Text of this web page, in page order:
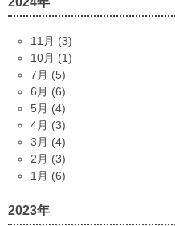
11月 (3)
10月 (1)
7月 (5)
6月 (6)
5月 (4)
4月 (3)
3月 (4)
2月 (3)
1月 (6)
2023年